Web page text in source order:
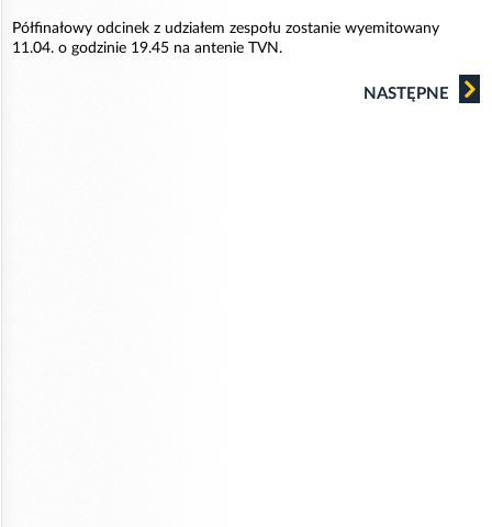
Półfinałowy odcinek z udziałem zespołu zostanie wyemitowany
11.04. o godzinie 19.45 na antenie TVN.
NASTĘPNE